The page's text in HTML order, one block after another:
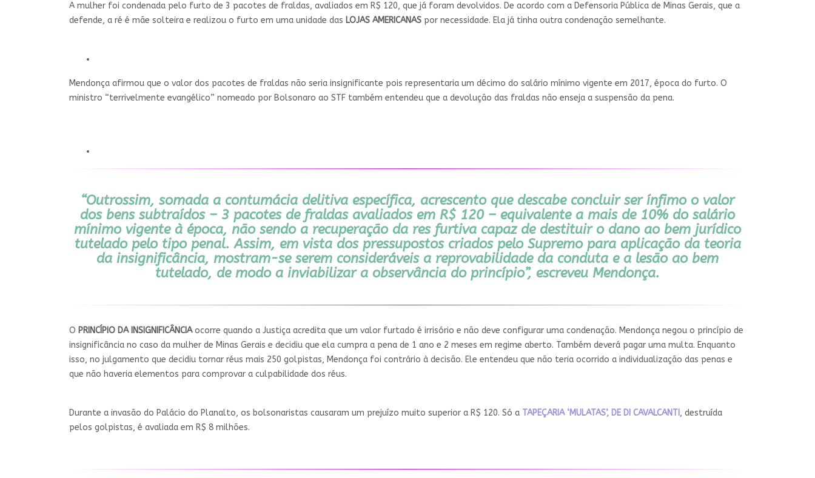
A mulher foi condenada pelo furto de 3 pacotes de fraldas, avaliados em R$ 120, que já foram devolvidos. De acordo com a Defensoria Pública de Minas Gerais, que a
defende, a ré é mãe solteira e realizou o furto em uma unidade das LOJAS AMERICANAS por necessidade. Ela já tinha outra condenação semelhante.
Mendonça afirmou que o valor dos pacotes de fraldas não seria insignificante pois representaria um décimo do salário mínimo vigente em 2017, época do furto. O
ministro “terrivelmente evangélico” nomeado por Bolsonaro ao STF também entendeu que a devolução das fraldas não enseja a suspensão da pena.
“Outrossim, somada a contumácia delitiva específica, acrescento que descabe concluir ser ínfimo o valor
dos bens subtraídos – 3 pacotes de fraldas avaliados em R$ 120 – equivalente a mais de 10% do salário
mínimo vigente à época, não sendo a recuperação da res furtiva capaz de destituir o dano ao bem jurídico
tutelado pelo tipo penal. Assim, em vista dos pressupostos criados pelo Supremo para aplicação da teoria
da insignificância, mostram-se serem consideráveis a reprovabilidade da conduta e a lesão ao bem
tutelado, de modo a inviabilizar a observância do princípio”, escreveu Mendonça.
O PRINCÍPIO DA INSIGNIFICÂNCIAocorre quando a Justiça acredita que um valor furtado é irrisório e não deve configurar uma condenação. Mendonça negou o princípio de
insignificância no caso da mulher de Minas Gerais e decidiu que ela cumpra a pena de 1 ano e 2 meses em regime aberto. Também deverá pagar uma multa. Enquanto
isso, no julgamento que decidiu tornar réus mais 250 golpistas, Mendonça foi contrário à decisão. Ele entendeu que não teria ocorrido a individualização das penas e
que não haveria elementos para comprovar a culpabilidade dos réus.
Durante a invasão do Palácio do Planalto, os bolsonaristas causaram um prejuízo muito superior a R$ 120. Só a TAPEÇARIA ‘MULATAS’, DE DI CAVALCANTI , destruída
pelos golpistas, é avaliada em R$ 8 milhões.